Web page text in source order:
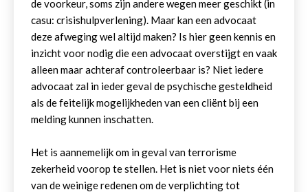
de voorkeur, soms zijn andere wegen meer geschikt (in
casu: crisishulpverlening). Maar kan een advocaat
deze afweging wel altijd maken? Is hier geen kennis en
inzicht voor nodig die een advocaat overstijgt en vaak
alleen maar achteraf controleerbaar is? Niet iedere
advocaat zal in ieder geval de psychische gesteldheid
als de feitelijk mogelijkheden van een cliënt bij een
melding kunnen inschatten.
Het is aannemelijk om in geval van terrorisme
zekerheid voorop te stellen. Het is niet voor niets één
van de weinige redenen om de verplichting tot